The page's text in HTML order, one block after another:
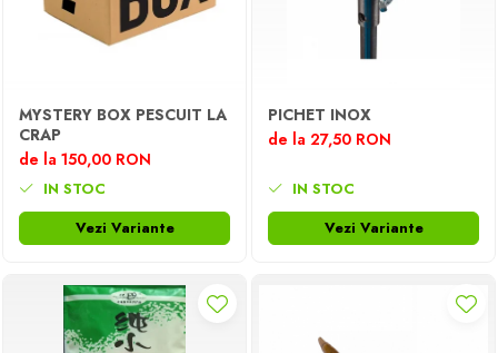
MYSTERY BOX PESCUIT LA
CRAP
de la 150,00 RON
IN STOC
Vezi Variante
PICHET INOX
de la 27,50 RON
IN STOC
Vezi Variante